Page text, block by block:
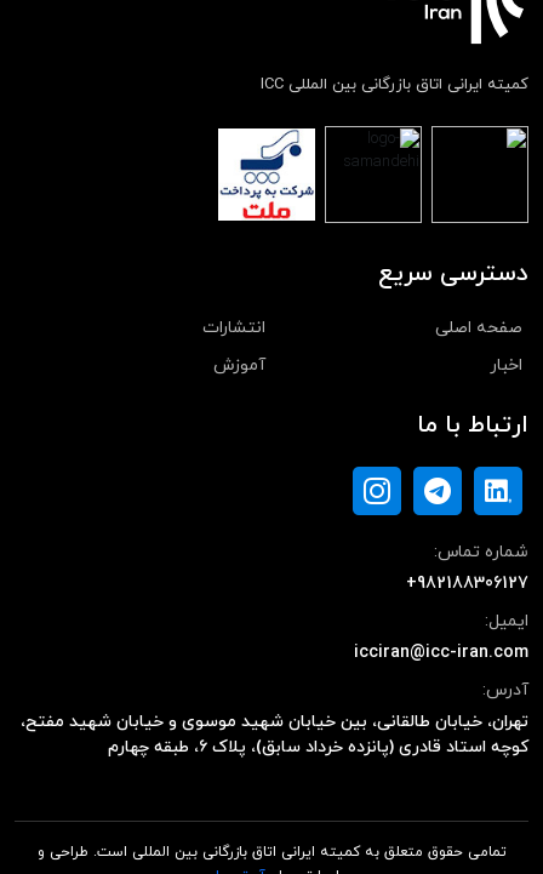
کمیته ایرانی اتاق بازرگانی بین المللی ICC
دسترسی سریع
صفحه اصلی
انتشارات
اخبار
آموزش
ارتباط با ما
شماره تماس:
+982188306127
ایمیل:
icciran@icc-iran.com
آدرس:
تهران، خیابان طالقانی، بین خیابان شهید موسوی و خیابان شهید مفتح،
کوچه استاد قادری (پانزده خرداد سابق)، پلاک ۶، طبقه چهارم
تمامی حقوق متعلق به کمیته ایرانی اتاق بازرگانی بین المللی است. طراحی و